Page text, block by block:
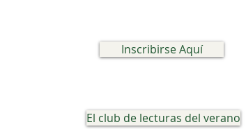
Inscribirse Aquí
El club de lecturas del verano